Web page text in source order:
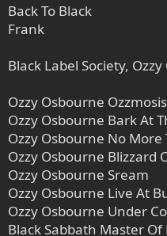
Back To Black
Frank
Black Label Society,
Ozzy Osbourne Ozzmosis
Ozzy Osbourne Bark At
Ozzy Osbourne No More
Ozzy Osbourne Blizzard
Ozzy Osbourne Sream
Ozzy Osbourne Live At
Ozzy Osbourne Under
Black Sabbath Master Of